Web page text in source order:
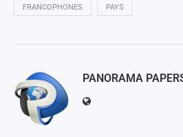
FRANCOPHONES PAYS
PANORAMA